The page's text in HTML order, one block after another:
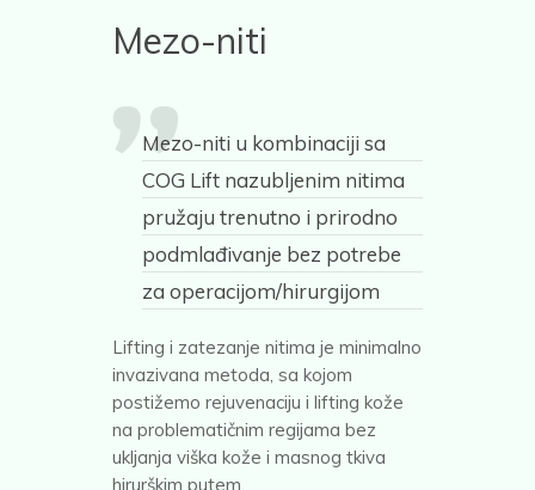
Mezo-niti
Mezo-niti u kombinaciji sa
COG Lift nazubljenim nitima
pružaju trenutno i prirodno
podmlađivanje bez potrebe
za operacijom/hirurgijom
Lifting i zatezanje nitima je minimalno
invazivana metoda, sa kojom
postižemo rejuvenaciju i lifting kože
na problematičnim regijama bez
ukljanja viška kože i masnog tkiva
hirurškim putem.